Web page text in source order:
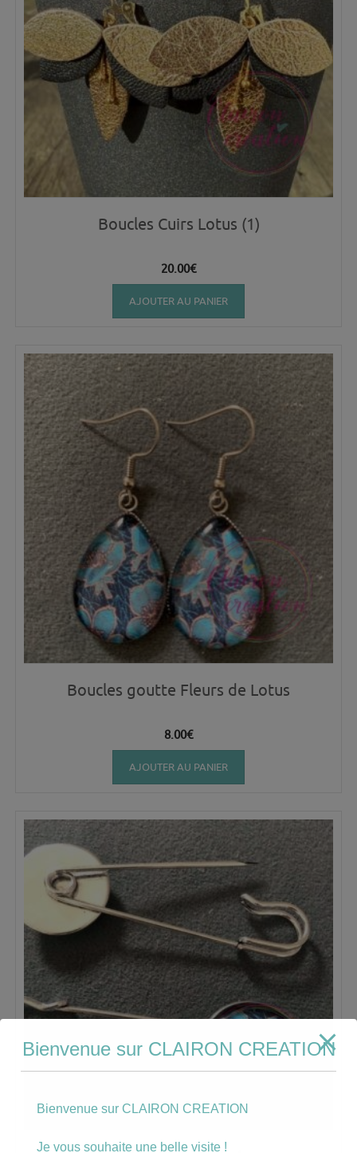
Boucles Cuirs Lotus (1)
20.00€
AJOUTER AU PANIER
Boucles goutte Fleurs de Lotus
8.00€
AJOUTER AU PANIER
Bienvenue sur CLAIRON CREATION
Bienvenue sur CLAIRON CREATION
Je vous souhaite une belle visite !